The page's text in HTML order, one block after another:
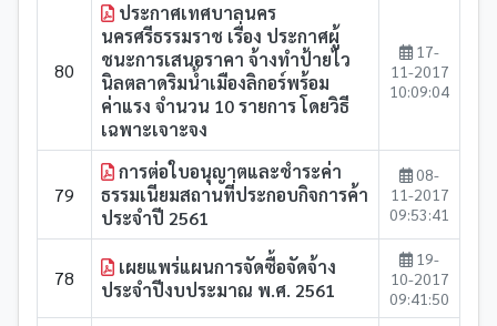
80
ประกาศเทศบาลนคร
นครศรีธรรมราช เรื่อง ประกาศผู้
ชนะการเสนอราคา จ้างทำป้ายไว
นิลตลาดริมน้ำเมืองลิกอร์พร้อม
ค่าแรง จำนวน 10 รายการ โดยวิธี
เฉพาะเจาะจง
17-
11-2017
10:09:04
79
การต่อใบอนุญาตและชำระค่า
ธรรมเนียมสถานที่ประกอบกิจการค้า
ประจำปี 2561
08-
11-2017
09:53:41
78
เผยแพร่แผนการจัดซื้อจัดจ้าง
ประจำปีงบประมาณ พ.ศ. 2561
19-
10-2017
09:41:50